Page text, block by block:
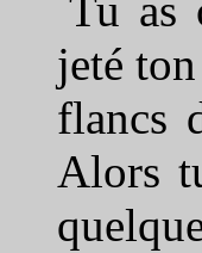
jeté
flancs
Alors